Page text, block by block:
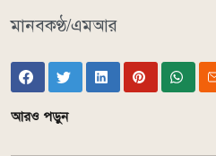
মানবকণ্ঠ/এমআর
আরও পড়ুন